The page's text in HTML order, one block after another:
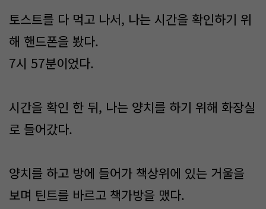
토스트를 다 먹고 나서, 나는 시간을 확인하기 위
해 핸드폰을 봤다.
7시 57분이었다.
시간을 확인 한 뒤, 나는 양치를 하기 위해 화장실
로 들어갔다.
양치를 하고 방에 들어가 책상위에 있는 거울을
보며 틴트를 바르고 책가방을 맸다.